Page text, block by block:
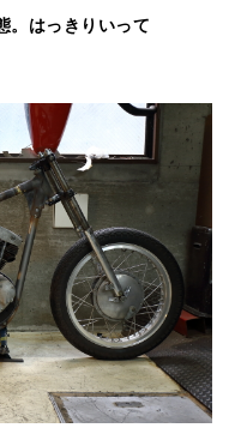
。はっきりいって